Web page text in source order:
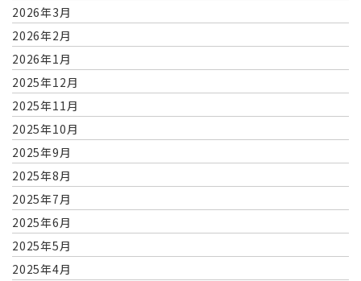
2026年3月
2026年2月
2026年1月
2025年12月
2025年11月
2025年10月
2025年9月
2025年8月
2025年7月
2025年6月
2025年5月
2025年4月